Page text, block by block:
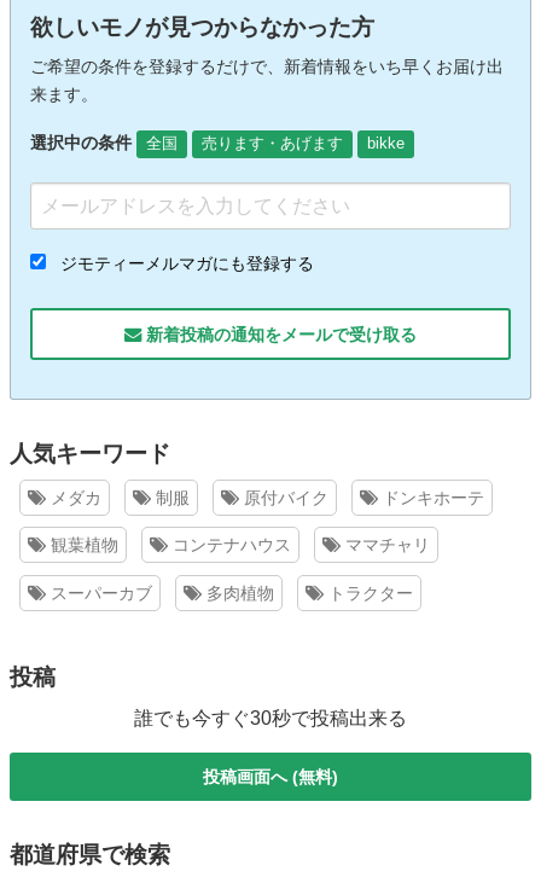
欲しいモノが見つからなかった方
ご希望の条件を登録するだけで、新着情報をいち早くお届け出
来ます。
選択中の条件 全国 売ります・あげます bikke
ジモティーメルマガにも登録する
新着投稿の通知をメールで受け取る
人気キーワード
メダカ 制服 原付バイク ドンキホーテ
観葉植物 コンテナハウス ママチャリ
スーパーカブ 多肉植物 トラクター
投稿
誰でも今すぐ30秒で投稿出来る
投稿画面へ (無料)
都道府県で検索